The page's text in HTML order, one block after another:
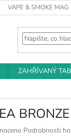
VAPE & SMOKE MAG
ZAHŘÍVANÝ
BRONZE
Podrobnosti